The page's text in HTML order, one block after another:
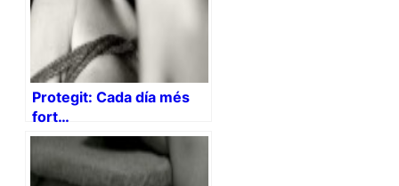
Protegit: Cada día més
fort…